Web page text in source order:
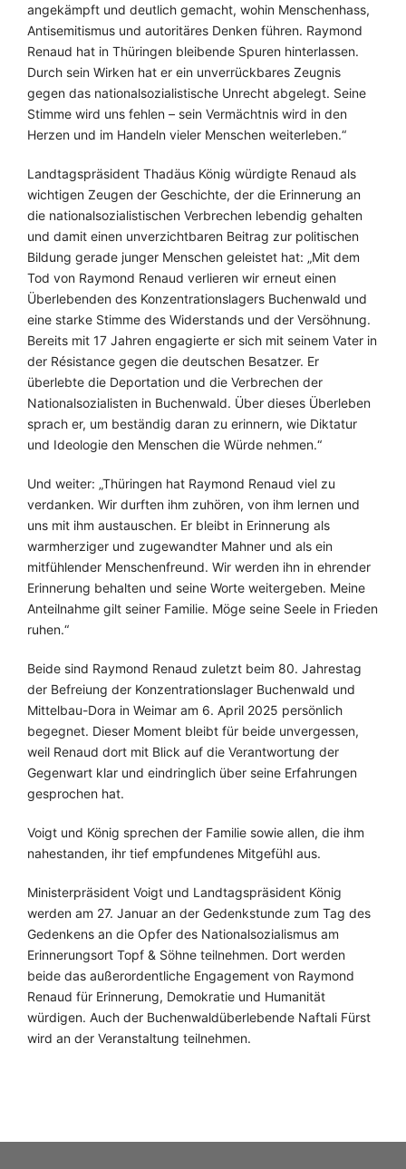
angekämpft und deutlich gemacht, wohin Menschenhass,
Antisemitismus und autoritäres Denken führen. Raymond
Renaud hat in Thüringen bleibende Spuren hinterlassen.
Durch sein Wirken hat er ein unverrückbares Zeugnis
gegen das nationalsozialistische Unrecht abgelegt. Seine
Stimme wird uns fehlen – sein Vermächtnis wird in den
Herzen und im Handeln vieler Menschen weiterleben.“
Landtagspräsident Thadäus König würdigte Renaud als
wichtigen Zeugen der Geschichte, der die Erinnerung an
die nationalsozialistischen Verbrechen lebendig gehalten
und damit einen unverzichtbaren Beitrag zur politischen
Bildung gerade junger Menschen geleistet hat: „Mit dem
Tod von Raymond Renaud verlieren wir erneut einen
Überlebenden des Konzentrationslagers Buchenwald und
eine starke Stimme des Widerstands und der Versöhnung.
Bereits mit 17 Jahren engagierte er sich mit seinem Vater in
der Résistance gegen die deutschen Besatzer. Er
überlebte die Deportation und die Verbrechen der
Nationalsozialisten in Buchenwald. Über dieses Überleben
sprach er, um beständig daran zu erinnern, wie Diktatur
und Ideologie den Menschen die Würde nehmen.“
Und weiter: „Thüringen hat Raymond Renaud viel zu
verdanken. Wir durften ihm zuhören, von ihm lernen und
uns mit ihm austauschen. Er bleibt in Erinnerung als
warmherziger und zugewandter Mahner und als ein
mitfühlender Menschenfreund. Wir werden ihn in ehrender
Erinnerung behalten und seine Worte weitergeben. Meine
Anteilnahme gilt seiner Familie. Möge seine Seele in Frieden
ruhen.“
Beide sind Raymond Renaud zuletzt beim 80. Jahrestag
der Befreiung der Konzentrationslager Buchenwald und
Mittelbau-Dora in Weimar am 6. April 2025 persönlich
begegnet. Dieser Moment bleibt für beide unvergessen,
weil Renaud dort mit Blick auf die Verantwortung der
Gegenwart klar und eindringlich über seine Erfahrungen
gesprochen hat.
Voigt und König sprechen der Familie sowie allen, die ihm
nahestanden, ihr tief empfundenes Mitgefühl aus.
Ministerpräsident Voigt und Landtagspräsident König
werden am 27. Januar an der Gedenkstunde zum Tag des
Gedenkens an die Opfer des Nationalsozialismus am
Erinnerungsort Topf & Söhne teilnehmen. Dort werden
beide das außerordentliche Engagement von Raymond
Renaud für Erinnerung, Demokratie und Humanität
würdigen. Auch der Buchenwaldüberlebende Naftali Fürst
wird an der Veranstaltung teilnehmen.